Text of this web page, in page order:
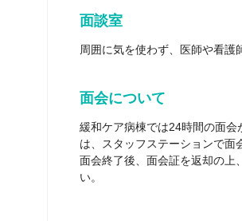
面談室
周囲に気を使わず、医師や看護
面会について
緩和ケア病棟では24時間の面
は、スタッフステーションで面
面会終了後、面会証を返却の上
い。